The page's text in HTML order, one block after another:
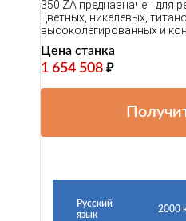
350 ZA предназначен для
цветных, никелевых,
высоколегированных и
Цена станка
1 654 508 ₽
Русский
язык
2000